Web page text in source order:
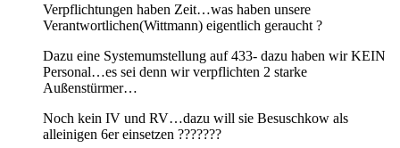
Verpflichtungen haben Zeit…was haben unsere
Verantwortlichen(Wittmann) eigentlich geraucht ?
Dazu eine Systemumstellung auf 433- dazu haben wir KEIN
Personal…es sei denn wir verpflichten 2 starke
Außenstürmer…
Noch kein IV und RV…dazu will sie Besuschkow als
alleinigen 6er einsetzen ???????